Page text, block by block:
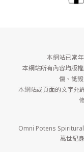
本網站已常
本網站所有內容均版
傷、詆
本網站或頁面的文字允
Omni Potens
萬世紀